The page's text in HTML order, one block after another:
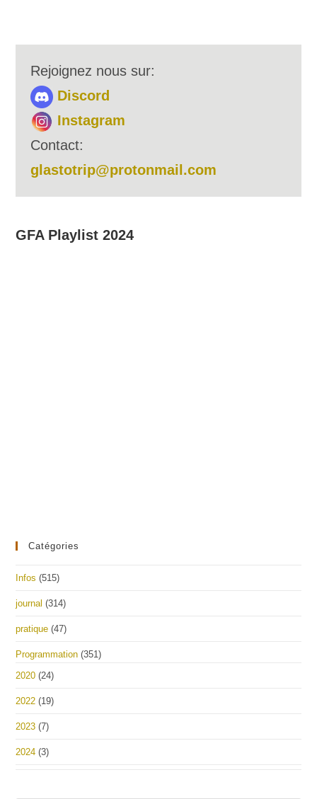
Rejoignez nous sur:
Discord
Instagram
Contact:
glastotrip@protonmail.com
GFA Playlist 2024
Catégories
Infos (515)
journal (314)
pratique (47)
Programmation (351)
2020 (24)
2022 (19)
2023 (7)
2024 (3)